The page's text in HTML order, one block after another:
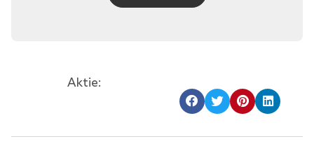
Aktie: